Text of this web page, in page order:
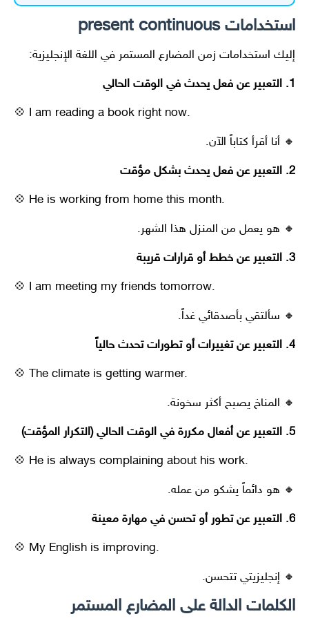
استخداماتpresent continuous
إليك استخدامات زمن المضارع المستمر في اللغة الإنجليزية:
1. التعبير عن فعل يحدث في الوقت الحالي
💠 I am reading a book right now.
🔸 أنا أقرأ كتاباً الآن.
2. التعبير عن فعل يحدث بشكل مؤقت
💠 He is working from home this month.
🔸 هو يعمل من المنزل هذا الشهر.
3. التعبير عن خطط أو قرارات قريبة
💠 I am meeting my friends tomorrow.
🔸 سألتقي بأصدقائي غداً.
4. التعبير عن تغييرات أو تطورات تحدث حالياً
💠 The climate is getting warmer.
🔸 المناخ يصبح أكثر سخونة.
5. التعبير عن أفعال مكررة في الوقت الحالي (التكرار المؤقت)
💠 He is always complaining about his work.
🔸 هو دائماً يشكو من عمله.
6. التعبير عن تطور أو تحسن في مهارة معينة
💠 My English is improving.
🔸 إنجليزيتي تتحسن.
الكلمات الدالة على المضارع المستمر